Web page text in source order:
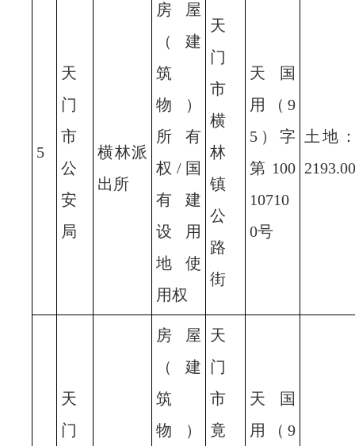
5
天
门
市
公
安
局
横林派
出所
房屋
（建
筑
物）
所有
权/国
有建
设用
地使
用权
天
门
市
横
林
镇
公
路
街
天国
用（9
5）字
第100
10710
0号
土地
2193.00
天
门
房屋
（建
筑
物）
天
门
市
竟
天国
用（9